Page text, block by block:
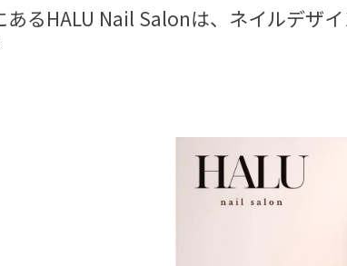
あるHALU Nail Salonは、ネイルデザ